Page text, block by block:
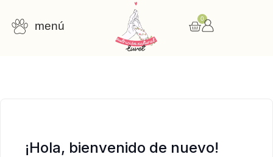
menú
0
¡Hola, bienvenido de nuevo!